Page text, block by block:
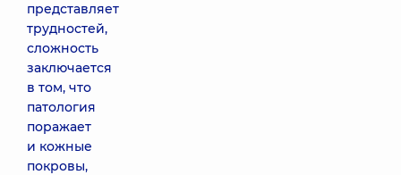
представляет
трудностей,
сложность
заключается
в том, что
патология
поражает
и кожные
покровы,